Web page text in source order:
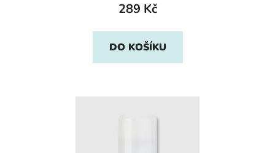
289 Kč
DO KOŠÍKU